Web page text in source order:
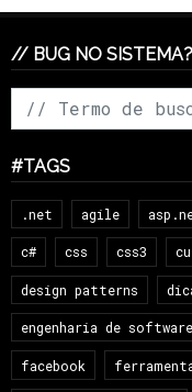
// BUG NO SISTEMA?
#TAGS
.net agile
c# css css3
design patterns
engenharia de software
facebook